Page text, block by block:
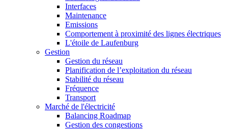
Interfaces
Maintenance
Emissions
Comportement à proximité des lignes électriques
L'étoile de Laufenburg
Gestion
Gestion du réseau
Planification de l’exploitation du réseau
Stabilité du réseau
Fréquence
Transport
Marché de l'électricité
Balancing Roadmap
Gestion des congestions